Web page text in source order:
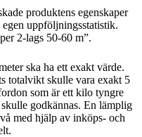
produktens egenskaper
uppföljningsstatistik.
2-lags 50-60 m”.
ska ha ett exakt värde.
totalvikt skulle vara exakt 5
som är ett kilo tyngre
godkännas. En lämplig
med hjälp av inköps- och